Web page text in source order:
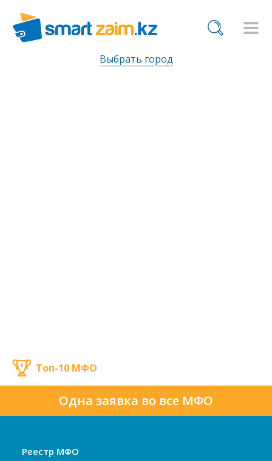
Выбрать город
Одна заявка во все МФО
Топ-10 МФО
Реестр МФО